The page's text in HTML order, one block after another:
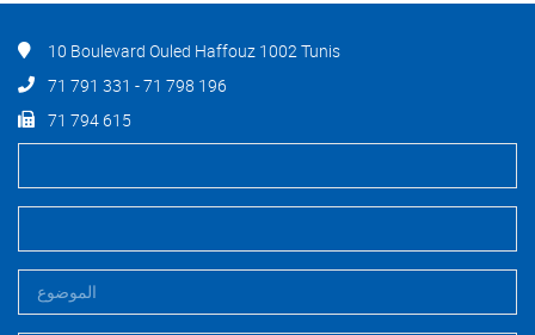
10 Boulevard Ouled Haffouz 1002 Tunis
71 791 331 - 71 798 196
71 794 615